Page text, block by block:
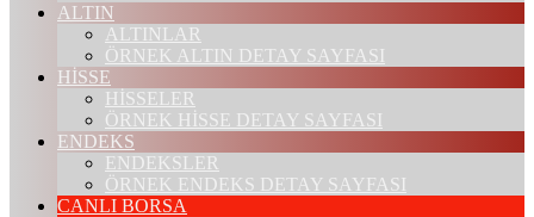
ALTIN
ALTINLAR
ÖRNEK ALTIN DETAY SAYFASI
HİSSE
HİSSELER
ÖRNEK HİSSE DETAY SAYFASI
ENDEKS
ENDEKSLER
ÖRNEK ENDEKS DETAY SAYFASI
CANLI BORSA